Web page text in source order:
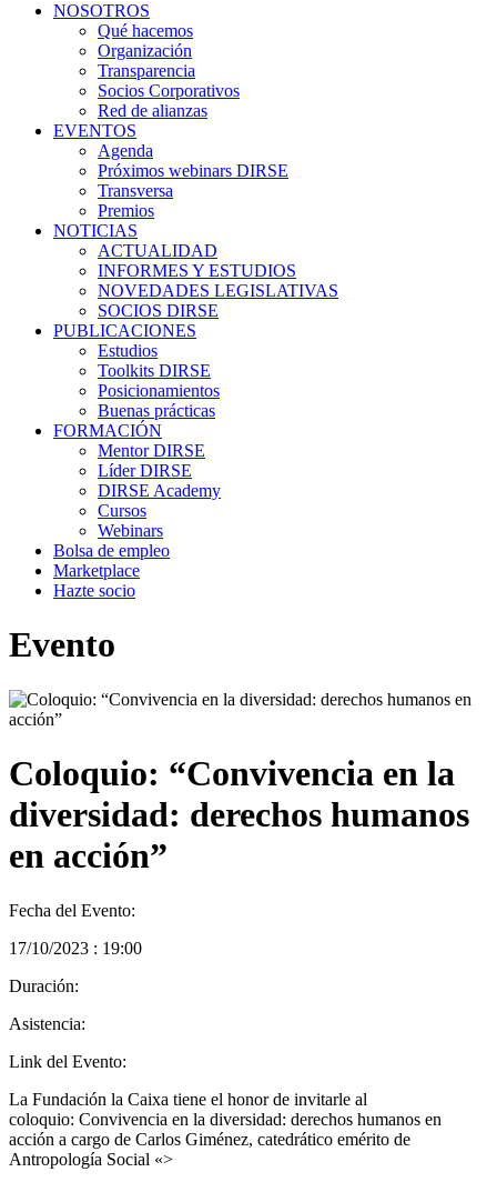
NOSOTROS
Qué hacemos
Organización
Transparencia
Socios Corporativos
Red de alianzas
EVENTOS
Agenda
Próximos webinars DIRSE
Transversa
Premios
NOTICIAS
ACTUALIDAD
INFORMES Y ESTUDIOS
NOVEDADES LEGISLATIVAS
SOCIOS DIRSE
PUBLICACIONES
Estudios
Toolkits DIRSE
Posicionamientos
Buenas prácticas
FORMACIÓN
Mentor DIRSE
Líder DIRSE
DIRSE Academy
Cursos
Webinars
Bolsa de empleo
Marketplace
Hazte socio
Evento
Coloquio: “Convivencia en la
diversidad: derechos humanos
en acción”
Fecha del Evento:
17/10/2023 : 19:00
Duración:
Asistencia:
Link del Evento:
La Fundación la Caixa tiene el honor de invitarle al
coloquio: Convivencia en la diversidad: derechos humanos en
acción a cargo de Carlos Giménez, catedrático emérito de
Antropología Social «>